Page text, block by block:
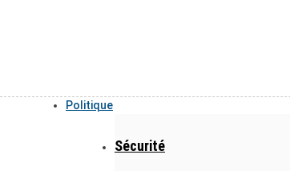
Politique
Sécurité